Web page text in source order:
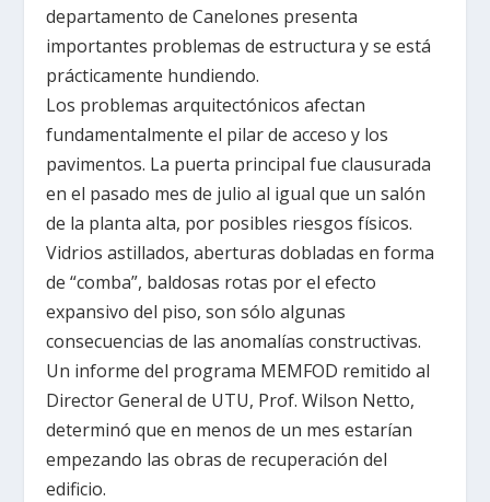
departamento de Canelones presenta
importantes problemas de estructura y se está
prácticamente hundiendo.
Los problemas arquitectónicos afectan
fundamentalmente el pilar de acceso y los
pavimentos. La puerta principal fue clausurada
en el pasado mes de julio al igual que un salón
de la planta alta, por posibles riesgos físicos.
Vidrios astillados, aberturas dobladas en forma
de “comba”, baldosas rotas por el efecto
expansivo del piso, son sólo algunas
consecuencias de las anomalías constructivas.
Un informe del programa MEMFOD remitido al
Director General de UTU, Prof. Wilson Netto,
determinó que en menos de un mes estarían
empezando las obras de recuperación del
edificio.